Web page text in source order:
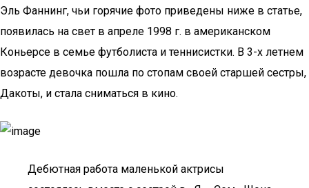
Эль Фаннинг, чьи горячие фото приведены ниже в статье,
появилась на свет в апреле 1998 г. в американском
Коньерсе в семье футболиста и теннисистки. В 3-х летнем
возрасте девочка пошла по стопам своей старшей сестры,
Дакоты, и стала сниматься в кино.
Дебютная работа маленькой актрисы